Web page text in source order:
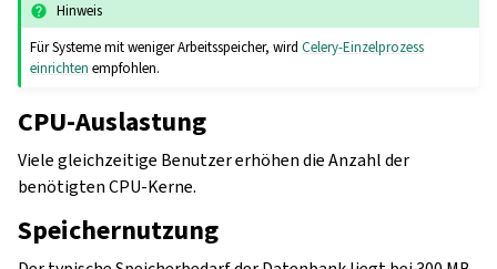
Hinweis
Für Systeme mit weniger Arbeitsspeicher, wirdCelery-Einzelprozess
einrichten empfohlen.
CPU-Auslastung
Viele gleichzeitige Benutzer erhöhen die Anzahl der
benötigten CPU-Kerne.
Speichernutzung